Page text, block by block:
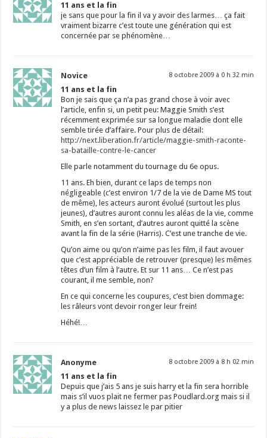
11 ans et la fin
je sans que pour la fin il va y avoir des larmes… ça fait
vraiment bizarre c’est toute une génération qui est
concernée par se phénomène…
Novice 8 octobre 2009 à 0 h 32 min
11 ans et la fin
Bon je sais que ça n’a pas grand chose à voir avec
l’article, enfin si, un petit peu: Maggie Smith s’est
récemment exprimée sur sa longue maladie dont elle
semble tirée d’affaire. Pour plus de détail:
http://next.liberation.fr/article/maggie-smith-raconte-
sa-bataille-contre-le-cancer
Elle parle notamment du tournage du 6e opus.
11 ans. Eh bien, durant ce laps de temps non
négligeable (c’est environ 1/7 de la vie de Dame MS tout
de même), les acteurs auront évolué (surtout les plus
jeunes), d’autres auront connu les aléas de la vie, comme
Smith, en s’en sortant, d’autres auront quitté la scène
avant la fin de la série (Harris). C’est une tranche de vie.
Qu’on aime ou qu’on n’aime pas les film, il faut avouer
que c’est appréciable de retrouver (presque) les mêmes
têtes d’un film à l’autre. Et sur 11 ans… Ce n’est pas
courant, il me semble, non?
En ce qui concerne les coupures, c’est bien dommage:
les râleurs vont devoir ronger leur frein!
Héhé!…
Anonyme 8 octobre 2009 à 8 h 02 min
11 ans et la fin
Depuis que j’ais 5 ans je suis harry et la fin sera horrible
mais s’il vuos plait ne fermer pas Poudlard.org mais si il
y a plus de news laissez le par pitier